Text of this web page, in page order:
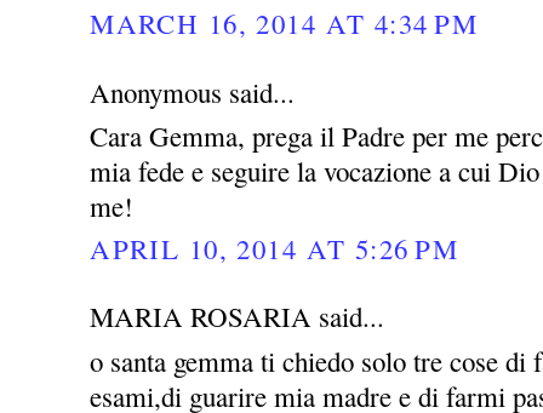
MARCH 16, 2014 AT 4:34 PM
Anonymous said...
Cara Gemma, prega il Padre per me
mia fede e seguire la vocazione a cui
me!
APRIL 10, 2014 AT 5:26 PM
MARIA ROSARIA said...
o santa gemma ti chiedo solo tre cose di
esami,di guarire mia madre e di farmi